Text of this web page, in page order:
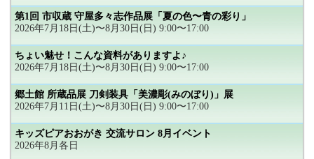
第1回 市収蔵 守屋多々志作品展「夏の色〜青の彩り」
2026年7月18日(土)〜8月30日(日) 9:00〜17:00
ちょい魅せ！こんな資料がありますよ♪
2026年7月18日(土)〜8月30日(日) 9:00〜17:00
郷土館 所蔵品展 刀剣装具「美濃彫(みのぼり)」展
2026年7月11日(土)〜8月30日(日) 9:00〜17:00
キッズピアおおがき 交流サロン 8月イベント
2026年8月各日